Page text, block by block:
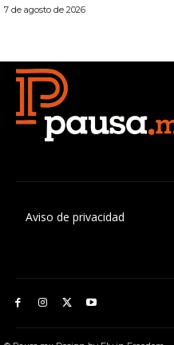
7 de agosto de 2026
Aviso de privacidad